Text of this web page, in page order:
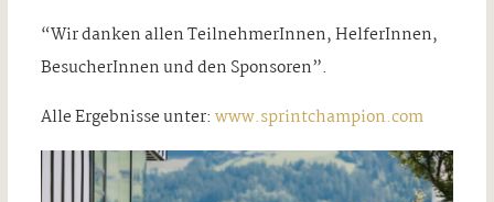
“Wir danken allen TeilnehmerInnen, HelferInnen,
BesucherInnen und den Sponsoren”.
Alle Ergebnisse unter: www.sprintchampion.com